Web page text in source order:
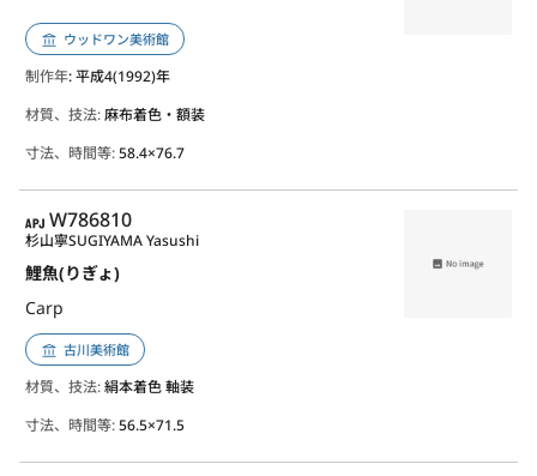
ウッドワン美術館
制作年: 平成4(1992)年
材質、技法:麻布着色・額装
寸法、時間等:58.4×76.7
APJ
W786810
鯉魚(りぎょ)
Carp
杉山寧SUGIYAMA Yasushi
古川美術館
材質、技法:絹本着色 軸装
寸法、時間等:56.5×71.5